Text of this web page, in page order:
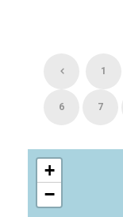
1
6 7
+
−